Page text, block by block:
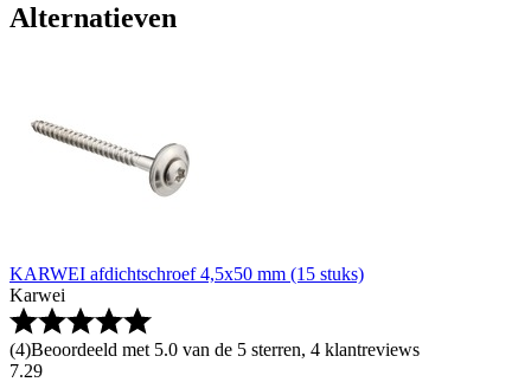
Alternatieven
KARWEI afdichtschroef 4,5x50 mm (15 stuks)
Karwei
(4)Beoordeeld met 5.0 van de 5 sterren, 4 klantreviews
7.29